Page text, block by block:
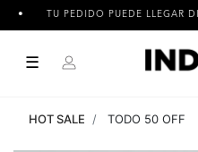
TU PEDIDO PUEDE LLEGAR
☰
HOT SALE TODO 50 OFF